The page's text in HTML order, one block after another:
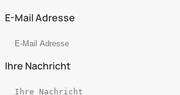
E-Mail Adresse
Ihre Nachricht